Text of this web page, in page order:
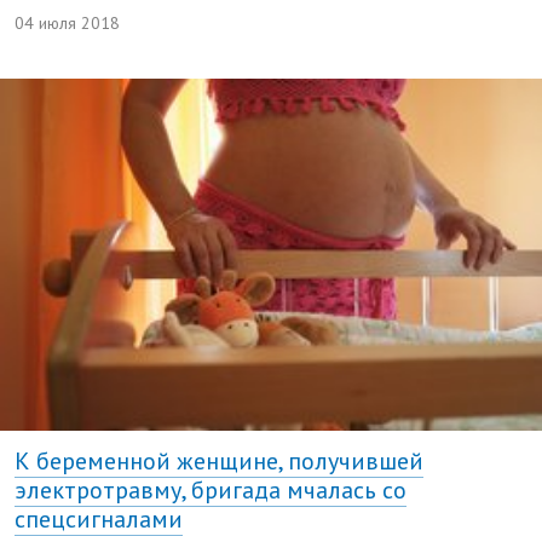
04 июля 2018
К беременной женщине, получившей
электротравму, бригада мчалась со
спецсигналами